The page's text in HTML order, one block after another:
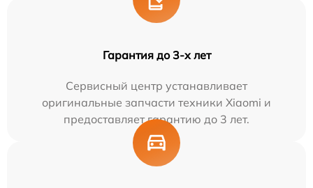
Гарантия до 3-х лет
Сервисный центр устанавливает
оригинальные запчасти техники Xiaomi и
предоставляет гарантию до 3 лет.